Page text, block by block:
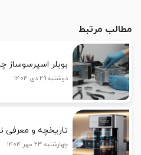
مطالب مرتبط
بویلر
دوشنبه ۲۹ دی ۱۴۰۴
تاریخچه و معرفی
چهارشنبه ۲۳ مهر ۱۴۰۴